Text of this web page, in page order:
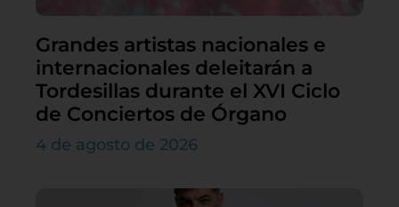
Grandes artistas nacionales e
internacionales deleitarán a
Tordesillas durante el XVI Ciclo
de Conciertos de Órgano
4 de agosto de 2026